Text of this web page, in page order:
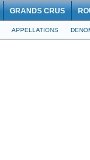
GRANDS CRUS
APPELLATIONS